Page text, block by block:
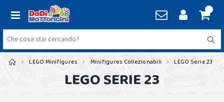
LEGO Minifigures Minifigures Collezionabili LEGO Serie 23
LEGO SERIE 23